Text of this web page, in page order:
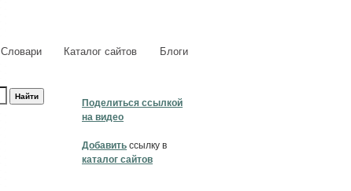
Словари Каталог сайтов Блоги
Поделиться ссылкой
на видео
Добавить ссылку в
каталог сайтов